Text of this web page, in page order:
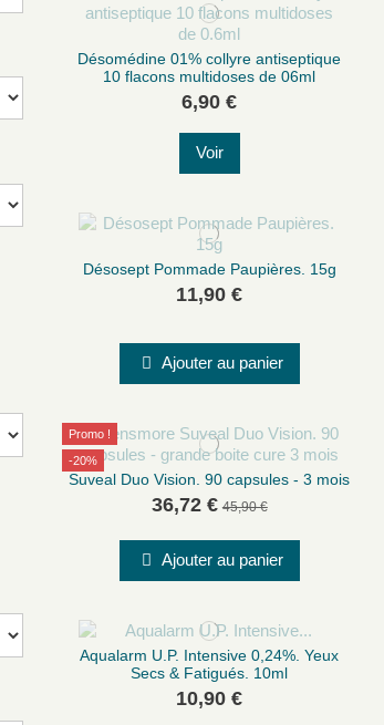
Désomédine 01% collyre antiseptique
10 flacons multidoses de 06ml
6,90 €
Voir
Désosept Pommade Paupières. 15g
11,90 €
Ajouter au panier
Promo !
-20%
Suveal Duo Vision. 90 capsules - 3 mois
36,72 € 45,90 €
Ajouter au panier
Aqualarm U.P. Intensive 0,24%. Yeux
Secs & Fatigués. 10ml
10,90 €